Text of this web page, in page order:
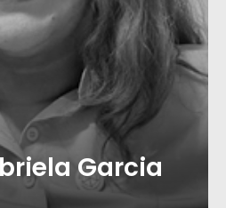
Garcia